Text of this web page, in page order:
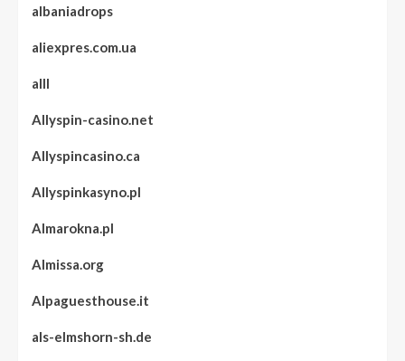
albaniadrops
aliexpres.com.ua
alll
Allyspin-casino.net
Allyspincasino.ca
Allyspinkasyno.pl
Almarokna.pl
Almissa.org
Alpaguesthouse.it
als-elmshorn-sh.de